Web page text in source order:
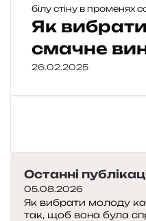
Як
смачне
26.02.2025
Останні
05.08.2026
Як вибрати молоду
так, щоб вона була